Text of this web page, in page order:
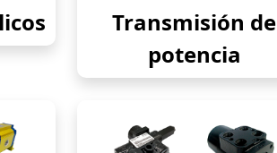
Transmisión de
potencia